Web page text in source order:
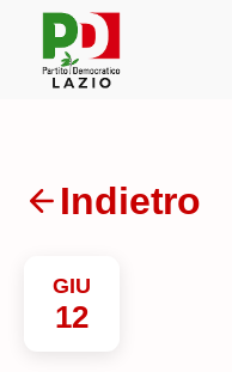
Indietro
GIU
12